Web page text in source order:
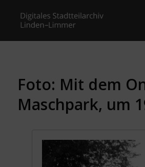
Foto: Mit dem
Maschpark, um